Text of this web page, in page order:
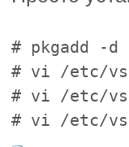
# pkgadd -d
# vi /etc/
# vi /etc/
# vi /etc/